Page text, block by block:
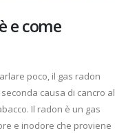
e come
poco, il gas radon
causa di cancro al
Il radon è un gas
e inodore che proviene